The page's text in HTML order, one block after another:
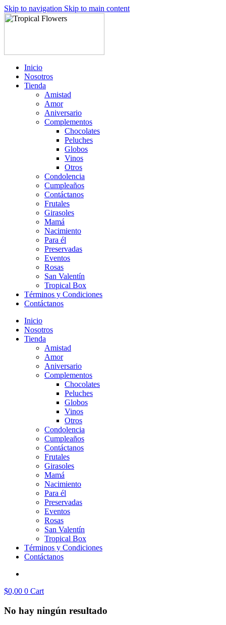
Skip to navigation Skip to main content
Inicio
Nosotros
Tienda
Amistad
Amor
Aniversario
Complementos
Chocolates
Peluches
Globos
Vinos
Otros
Condolencia
Cumpleaños
Contáctanos
Frutales
Girasoles
Mamá
Nacimiento
Para él
Preservadas
Eventos
Rosas
San Valentín
Tropical Box
Términos y Condiciones
Contáctanos
Inicio
Nosotros
Tienda
Amistad
Amor
Aniversario
Complementos
Chocolates
Peluches
Globos
Vinos
Otros
Condolencia
Cumpleaños
Contáctanos
Frutales
Girasoles
Mamá
Nacimiento
Para él
Preservadas
Eventos
Rosas
San Valentín
Tropical Box
Términos y Condiciones
Contáctanos
$0,00 0 Cart
No hay ningún resultado